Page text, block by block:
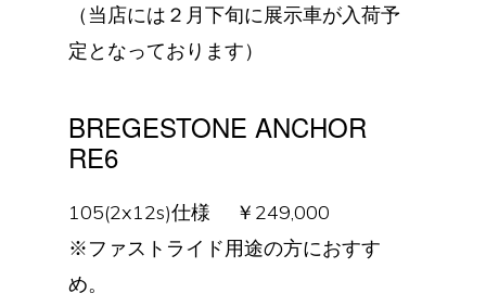
（当店には２月下旬に展示車が入荷予
定となっております）
BREGESTONE ANCHOR
RE6
105(2x12s)仕様 ￥249,000
※ファストライド用途の方におすす
め。